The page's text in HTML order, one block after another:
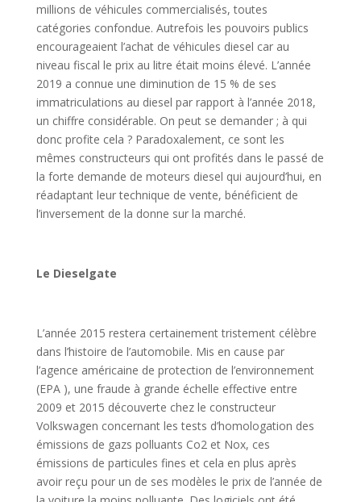
millions de véhicules commercialisés, toutes
catégories confondue. Autrefois les pouvoirs publics
encourageaient l’achat de véhicules diesel car au
niveau fiscal le prix au litre était moins élevé. L’année
2019 a connue une diminution de 15 % de ses
immatriculations au diesel par rapport à l’année 2018,
un chiffre considérable. On peut se demander ; à qui
donc profite cela ? Paradoxalement, ce sont les
mêmes constructeurs qui ont profités dans le passé de
la forte demande de moteurs diesel qui aujourd’hui, en
réadaptant leur technique de vente, bénéficient de
l’inversement de la donne sur la marché.
Le Dieselgate
L’année 2015 restera certainement tristement célèbre
dans l’histoire de l’automobile. Mis en cause par
l’agence américaine de protection de l’environnement
(EPA ), une fraude à grande échelle effective entre
2009 et 2015 découverte chez le constructeur
Volkswagen concernant les tests d’homologation des
émissions de gazs polluants Co2 et Nox, ces
émissions de particules fines et cela en plus après
avoir reçu pour un de ses modèles le prix de l’année de